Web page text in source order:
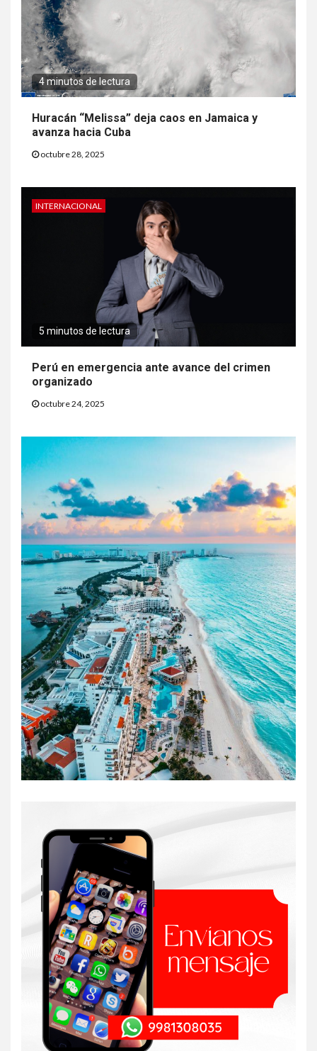
4 minutos de lectura
Huracán “Melissa” deja caos en Jamaica y
avanza hacia Cuba
octubre 28, 2025
INTERNACIONAL
5 minutos de lectura
Perú en emergencia ante avance del crimen
organizado
octubre 24, 2025